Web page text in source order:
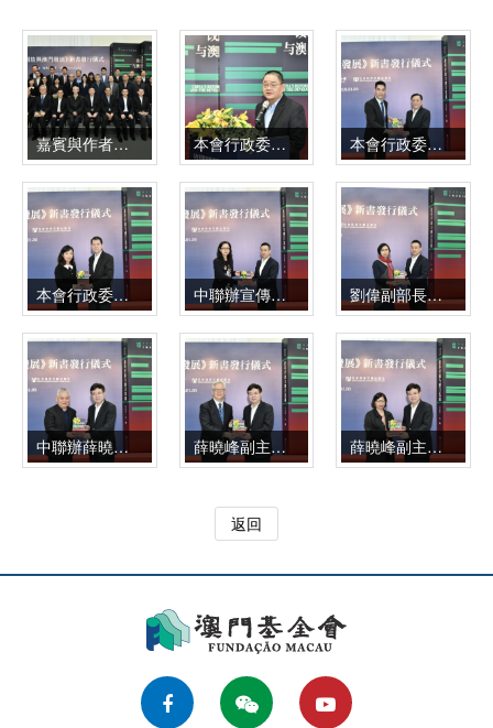
嘉賓與作者、圖書館及機構代表合影留念 本會行政委員會主席吳志良致辭 本會行政委員會黎振強委員向澳門出版協會代表何循龍先生贈書
本會行政委員會區榮智委員向旅遊學院圖書館李嘉汶職務主管贈書 中聯辦宣傳文化部劉偉副部長向澳門城市大學圖書館師麗梅館長贈書 劉偉副部長向澳門理工學院圖書館陳慧紅館長贈書
中聯辦薛曉峰副主任向澳門科技大學圖書館戴龍基館長贈書 薛曉峰副主任向澳門大學伍宜孫圖書館吳建中館長贈書 薛曉峰副主任向澳門特區政府文化局公共圖書管理廳鄧美蓮廳長贈書
返回